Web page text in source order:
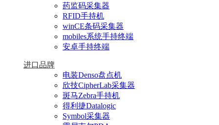
药监码采集器
RFID手持机
winCE条码采集器
mobiles系统手持终端
安卓手持终端
进口品牌
电装Denso盘点机
欣技CipherLab采集器
斑马Zebra手持机
得利捷Datalogic
Symbol采集器